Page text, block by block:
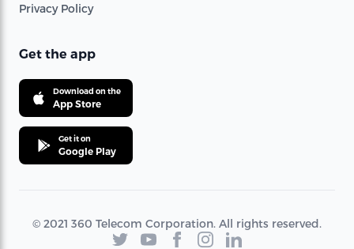
Privacy Policy
Get the app
Download on the
App Store
Get it on
Google Play
© 2021 360 Telecom Corporation. All rights reserved.